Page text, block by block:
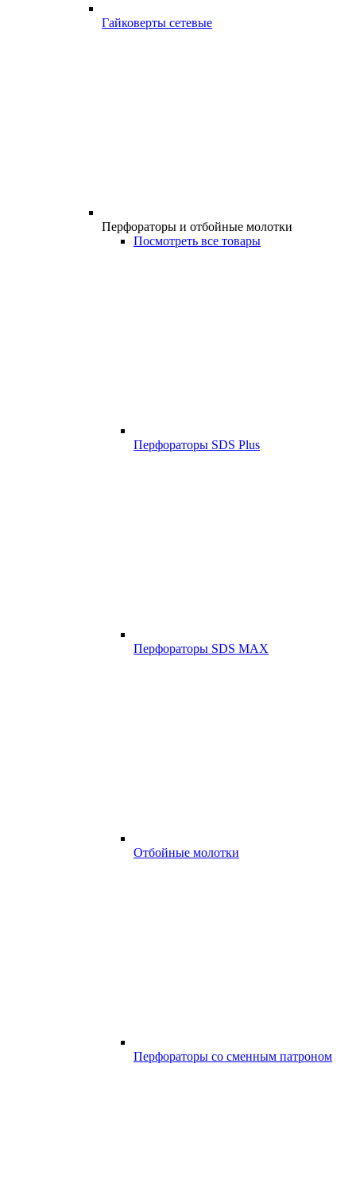
Гайковерты сетевые
Перфораторы и отбойные молотки
Посмотреть все товары
Перфораторы SDS Plus
Перфораторы SDS MAX
Отбойные молотки
Перфораторы со сменным патроном